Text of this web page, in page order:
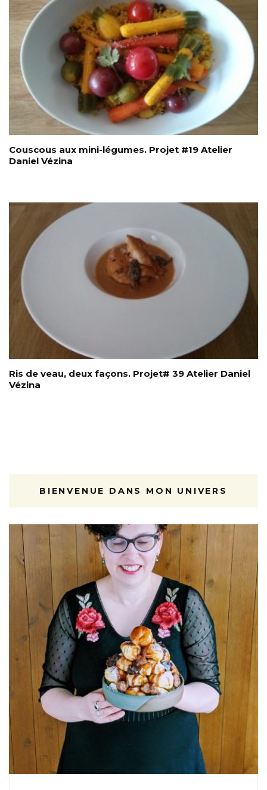
Couscous aux mini-légumes. Projet #19 Atelier
Daniel Vézina
Ris de veau, deux façons. Projet# 39 Atelier Daniel
Vézina
BIENVENUE DANS MON UNIVERS